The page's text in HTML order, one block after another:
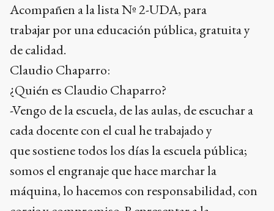
Acompañen a la lista Nº 2-UDA, para
trabajar por una educación pública, gratuita y
de calidad.
Claudio Chaparro:
¿Quién es Claudio Chaparro?
-Vengo de la escuela, de las aulas, de escuchar a
cada docente con el cual he trabajado y
que sostiene todos los días la escuela pública;
somos el engranaje que hace marchar la
máquina, lo hacemos con responsabilidad, con